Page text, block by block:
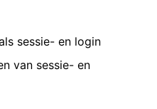
sessie- en login
van sessie- en